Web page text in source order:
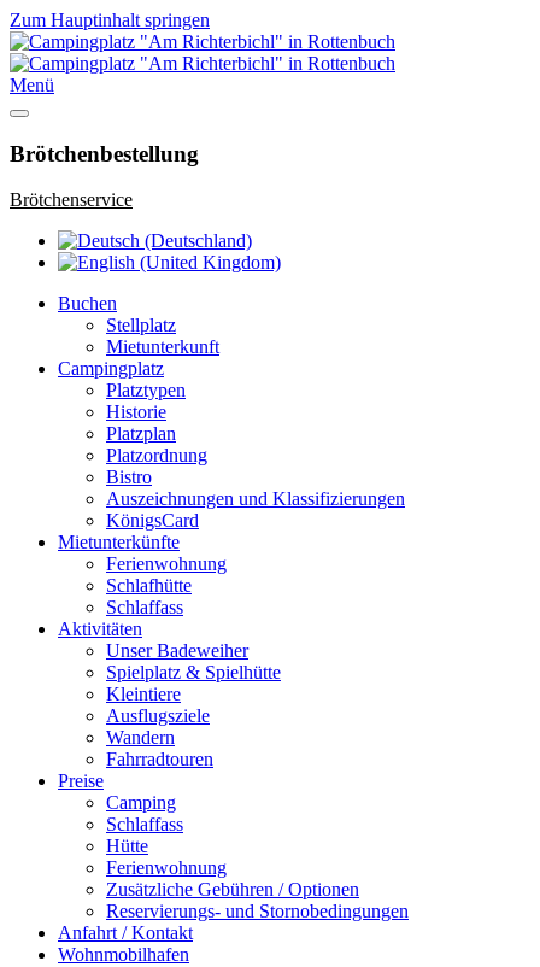
Zum Hauptinhalt springen
Menü
Brötchenbestellung
Brötchenservice
Buchen
Stellplatz
Mietunterkunft
Campingplatz
Platztypen
Historie
Platzplan
Platzordnung
Bistro
Auszeichnungen und Klassifizierungen
KönigsCard
Mietunterkünfte
Ferienwohnung
Schlafhütte
Schlaffass
Aktivitäten
Unser Badeweiher
Spielplatz & Spielhütte
Kleintiere
Ausflugsziele
Wandern
Fahrradtouren
Preise
Camping
Schlaffass
Hütte
Ferienwohnung
Zusätzliche Gebühren / Optionen
Reservierungs- und Stornobedingungen
Anfahrt / Kontakt
Wohnmobilhafen